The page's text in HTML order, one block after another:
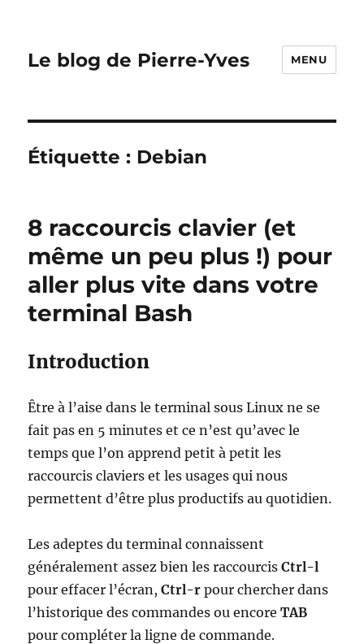
Le blog de Pierre-Yves MENU
Étiquette : Debian
8 raccourcis clavier (et
même un peu plus !) pour
aller plus vite dans votre
terminal Bash
Introduction
Être à l’aise dans le terminal sous Linux ne se
fait pas en 5 minutes et ce n’est qu’avec le
temps que l’on apprend petit à petit les
raccourcis claviers et les usages qui nous
permettent d’être plus productifs au quotidien.
Les adeptes du terminal connaissent
généralement assez bien les raccourcisCtrl-l
pour effacer l’écran,Ctrl-r pour chercher dans
l’historique des commandes ou encoreTAB
pour compléter la ligne de commande.